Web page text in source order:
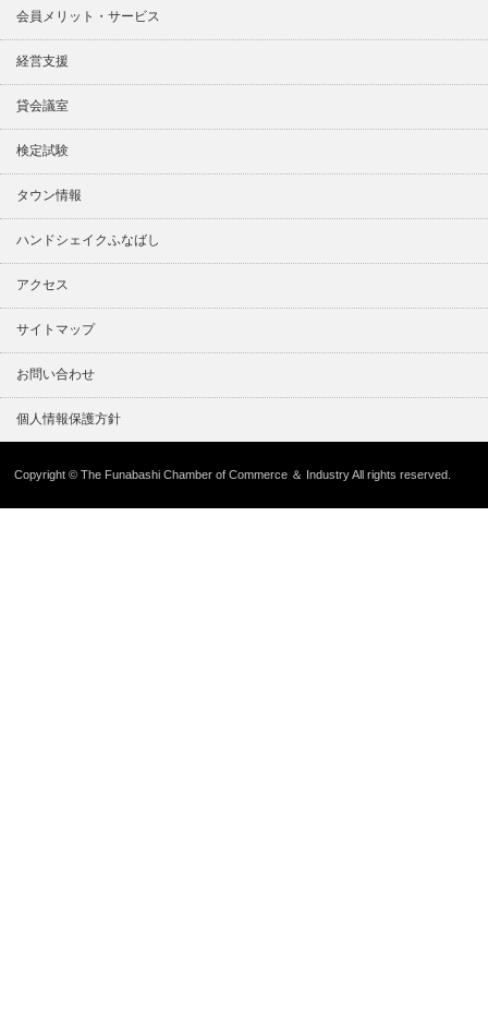
会員メリット・サービス
経営支援
貸会議室
検定試験
タウン情報
ハンドシェイクふなばし
アクセス
サイトマップ
お問い合わせ
個人情報保護方針
Copyright © The Funabashi Chamber of Commerce ＆ Industry All rights reserved.